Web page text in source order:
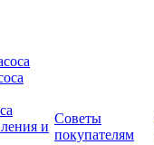
и
Советы
покупателям